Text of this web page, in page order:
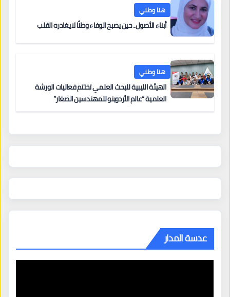
هنا وطني
أبناء الأصول.. حين يصبح الوفاء وطنًا لا يغادره القلب
هنا وطني
الهيئة الليبية للبحث العلمي تختتم فعاليات الورشة
العلمية “عالم الأردوينو للمهندسين الصغار”
عدسة المدار